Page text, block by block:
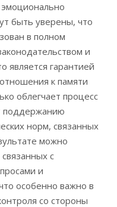
быть уверены, что
в полном
и
является гарантией
к памяти
облегчает процесс
поддержанию
норм, связанных
можно
с
и
особенно важно в
со стороны